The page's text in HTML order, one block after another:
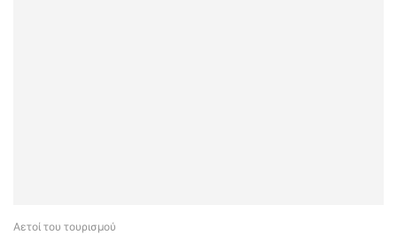
Αετοί του τουρισμού